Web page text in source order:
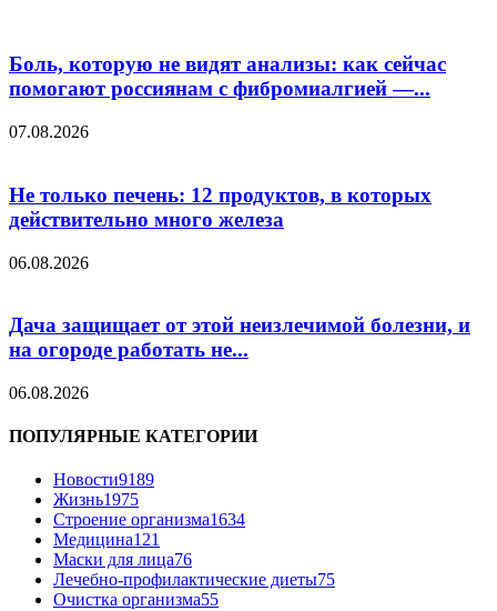
Боль, которую не видят анализы: как сейчас
помогают россиянам с фибромиалгией —...
07.08.2026
Не только печень: 12 продуктов, в которых
действительно много железа
06.08.2026
Дача защищает от этой неизлечимой болезни, и
на огороде работать не...
06.08.2026
ПОПУЛЯРНЫЕ КАТЕГОРИИ
Новости9189
Жизнь1975
Строение организма1634
Медицина121
Маски для лица76
Лечебно-профилактические диеты75
Очистка организма55